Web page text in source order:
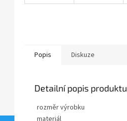
Popis Diskuze
Detailní popis produktu
rozměr výrobku